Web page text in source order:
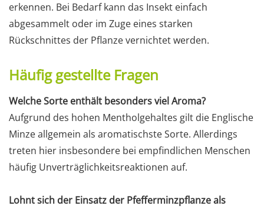
erkennen. Bei Bedarf kann das Insekt einfach
abgesammelt oder im Zuge eines starken
Rückschnittes der Pflanze vernichtet werden.
Häufig gestellte Fragen
Welche Sorte enthält besonders viel Aroma?
Aufgrund des hohen Mentholgehaltes gilt die Englische
Minze allgemein als aromatischste Sorte. Allerdings
treten hier insbesondere bei empfindlichen Menschen
häufig Unverträglichkeitsreaktionen auf.
Lohnt sich der Einsatz der Pfefferminzpflanze als